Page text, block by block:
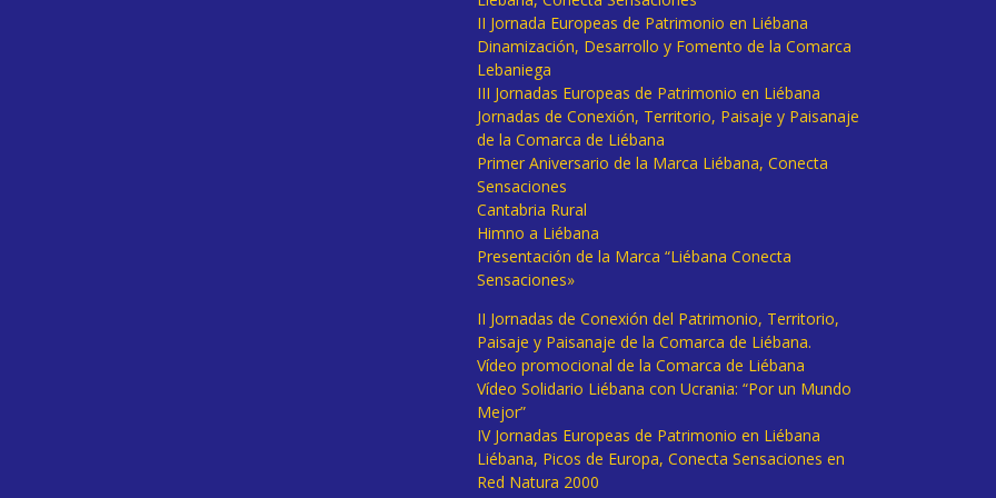
II Jornada Europeas de Patrimonio en Liébana
Dinamización, Desarrollo y Fomento de la Comarca
Lebaniega
III Jornadas Europeas de Patrimonio en Liébana
Jornadas de Conexión, Territorio, Paisaje y Paisanaje
de la Comarca de Liébana
Primer Aniversario de la Marca Liébana, Conecta
Sensaciones
Cantabria Rural
Himno a Liébana
Presentación de la Marca “Liébana Conecta
Sensaciones»
II Jornadas de Conexión del Patrimonio, Territorio,
Paisaje y Paisanaje de la Comarca de Liébana.
Vídeo promocional de la Comarca de Liébana
Vídeo Solidario Liébana con Ucrania: “Por un Mundo
Mejor”
IV Jornadas Europeas de Patrimonio en Liébana
Liébana, Picos de Europa, Conecta Sensaciones en
Red Natura 2000